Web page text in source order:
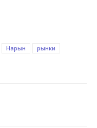
Нарын
рынки